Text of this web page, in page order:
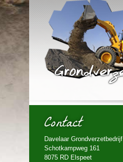
Contact
Davelaar Grondverzetbedrijf
Schotkampweg 161
8075 RD Elspeet